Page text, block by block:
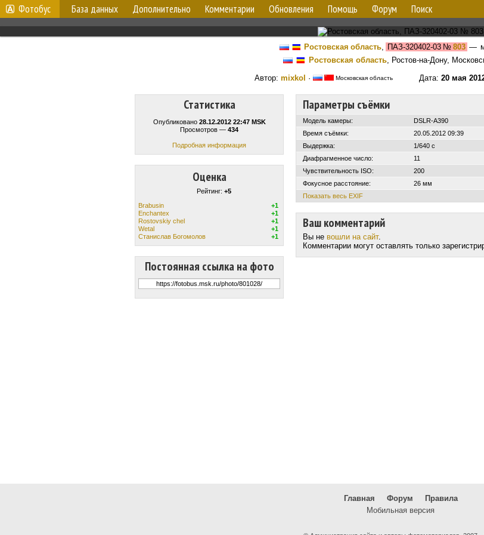
Фотобус База данных Дополнительно Комментарии Обновления Помощь Форум Поиск
Ростовская область, ПАЗ-320402-03№ 803 —
Ростовская область, Ростов-на-Дону,
Автор: mixkol · Московская область Дата: 20 мая
Статистика
Опубликовано 28.12.2012 22:47 MSK
Просмотров — 434
Подробная информация
Оценка
Рейтинг: +5
Brabusin
+1
Enchantex
+1
Rostovskiy chel
+1
Wetal
+1
Станислав Богомолов
+1
Постоянная ссылка на фото
Параметры съёмки
Модель камеры:
DSLR-A390
Время съёмки:
20.05.2012 09:39
Выдержка:
1/640 с
Диафрагменное число:
11
Чувствительность ISO:
200
Фокусное расстояние:
26 мм
Показать весь EXIF
Ваш комментарий
Вы не вошли на сайт.
Комментарии могут оставлять только
Главная Форум
Правила
Мобильная версия